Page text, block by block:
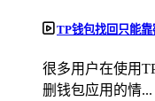
TP钱包找回只能
很多用户在使用
删钱包应用的情...